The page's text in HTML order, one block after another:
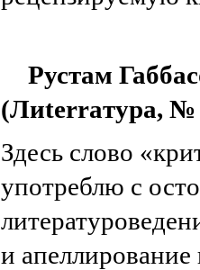
Рустам
(Лиterraтура, №
Здесь слово
употреблю с
и